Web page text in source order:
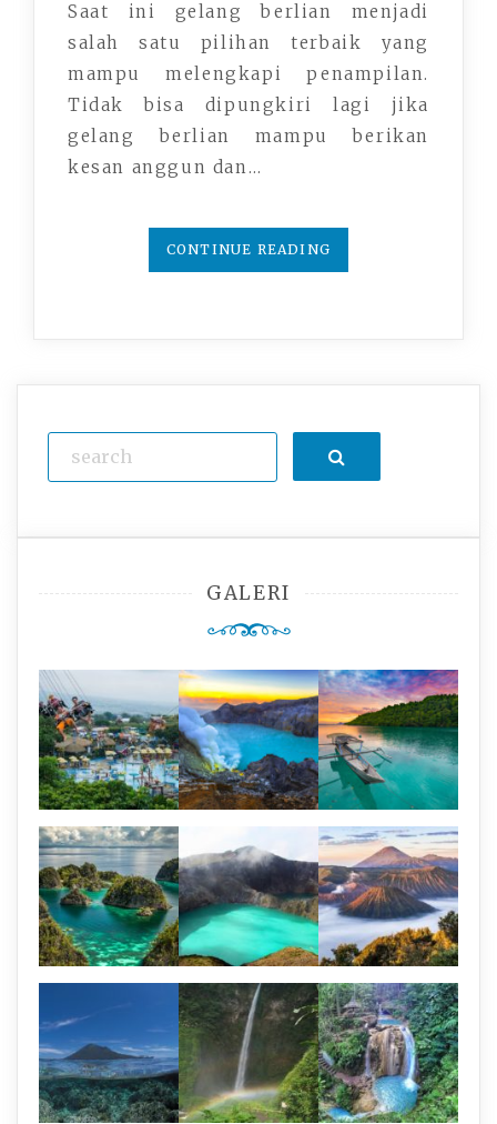
Saat ini gelang berlian menjadi
salah satu pilihan terbaik yang
mampu melengkapi penampilan.
Tidak bisa dipungkiri lagi jika
gelang berlian mampu berikan
kesan anggun dan…
CONTINUE READING
Search
GALERI